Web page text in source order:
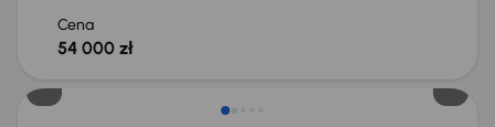
Cena
54 000 zł